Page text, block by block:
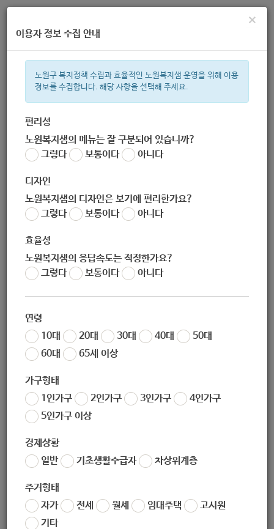
주간 인기검색어
한눈으로 보는 복지 정보
×
이용자 정보 수집 안내
노원구 복지정책 수립과 효율적인 노원복지샘 운영을 위해 이용
정보를 수집합니다. 해당 사항을 선택해 주세요.
편리성
노원복지샘의 메뉴는 잘 구분되어 있습니까?
그렇다
보통이다 아니다
디자인
노원복지샘의 디자인은 보기에 편리한가요?
그렇다
보통이다 아니다
효율성
노원복지샘의 응답속도는 적정한가요?
그렇다
보통이다 아니다
연령
10대
20대 30대 40대
50대
60대
65세 이상
가구형태
1인가구
2인가구 3인가구
4인가구
5인가구 이상
경제상황
일반
기초생활수급자 차상위계층
주거형태
자가
전세 월세 임대주택
고시원
기타
[공원여가과]초안산 도자기 체험장 및 불암산 산림치유센터 이용
신청
작성자 노원 복지샘
작성일 2020-07-21 14:58
대상 : 누구나
·추석 연휴
신청방법: 노원구 홈페이지 온라인 접수(‘초안산 도자기 체험장’ 검
프로그램
수강료
정기
아동반 (5~7세 10명 40천원 토 10:00